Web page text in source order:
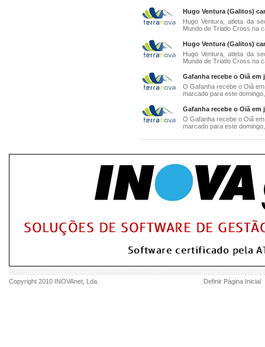
Hugo Ventura (Galitos)
Hugo Ventura, atleta da
Mundo de Triatlo Cross na
Hugo Ventura (Galitos)
Hugo Ventura, atleta da
Mundo de Triatlo Cross na
Gafanha recebe o Oiã
O Gafanha recebe o Oiã
marcado para este
Gafanha recebe o Oiã
O Gafanha recebe o Oiã
marcado para este
Copyright 2010 INOVAnet , Lda. Definir Página Inicial